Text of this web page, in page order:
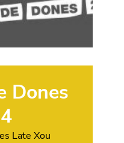
Dones
Late Xou